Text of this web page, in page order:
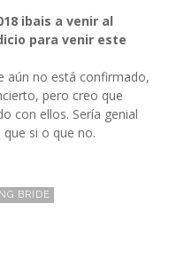
ibais a venir al
para venir este
aún no está confirmado,
pero creo que
con ellos. Sería genial
si o que no.
BRIDE